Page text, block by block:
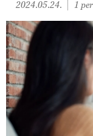
2024.05.24. 1